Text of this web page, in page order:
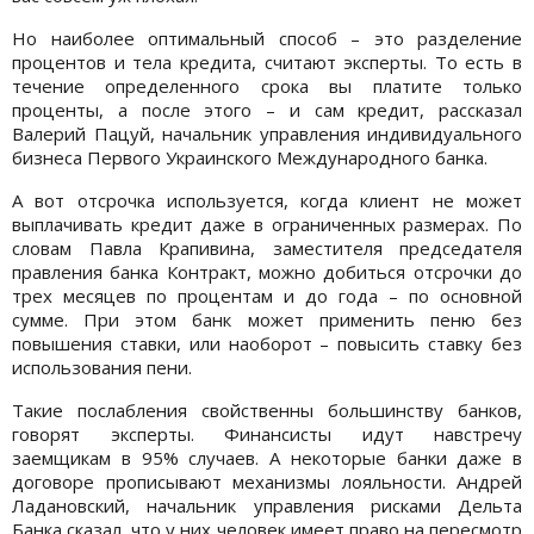
Но наиболее оптимальный способ – это разделение
процентов и тела кредита, считают эксперты. То есть в
течение определенного срока вы платите только
проценты, а после этого – и сам кредит, рассказал
Валерий Пацуй, начальник управления индивидуального
бизнеса Первого Украинского Международного банка.
А вот отсрочка используется, когда клиент не может
выплачивать кредит даже в ограниченных размерах. По
словам Павла Крапивина, заместителя председателя
правления банка Контракт, можно добиться отсрочки до
трех месяцев по процентам и до года – по основной
сумме. При этом банк может применить пеню без
повышения ставки, или наоборот – повысить ставку без
использования пени.
Такие послабления свойственны большинству банков,
говорят эксперты. Финансисты идут навстречу
заемщикам в 95% случаев. А некоторые банки даже в
договоре прописывают механизмы лояльности. Андрей
Ладановский, начальник управления рисками Дельта
Банка сказал, что у них человек имеет право на пересмотр